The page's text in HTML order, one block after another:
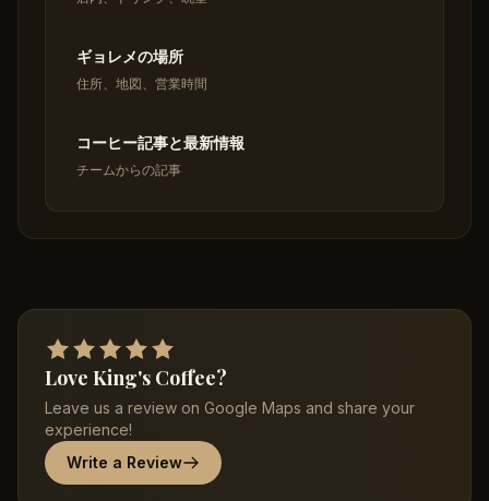
ギョレメの場所
住所、地図、営業時間
コーヒー記事と最新情報
チームからの記事
Love King's Coffee?
Leave us a review on Google Maps and share your
experience!
Write a Review